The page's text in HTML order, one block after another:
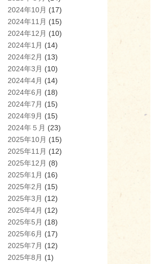
2024年10月 (17)
2024年11月 (15)
2024年12月 (10)
2024年1月 (14)
2024年2月 (13)
2024年3月 (10)
2024年4月 (14)
2024年6月 (18)
2024年7月 (15)
2024年9月 (15)
2024年５月 (23)
2025年10月 (15)
2025年11月 (12)
2025年12月 (8)
2025年1月 (16)
2025年2月 (15)
2025年3月 (12)
2025年4月 (12)
2025年5月 (18)
2025年6月 (17)
2025年7月 (12)
2025年8月 (1)